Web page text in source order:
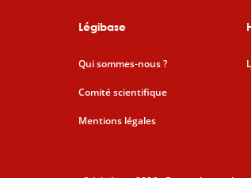
Légibase
Qui sommes-nous ?
Comité scientifique
Mentions légales